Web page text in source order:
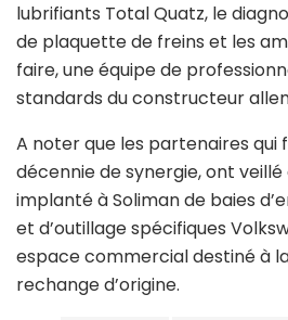
lubrifiants Total Quatz, le
de plaquette de freins et les
faire, une équipe de
standards du constructeur
A noter que les partenaires
décennie de synergie, ont
implanté à Soliman de baies
et d’outillage spécifiques
espace commercial destiné à
rechange d’origine.